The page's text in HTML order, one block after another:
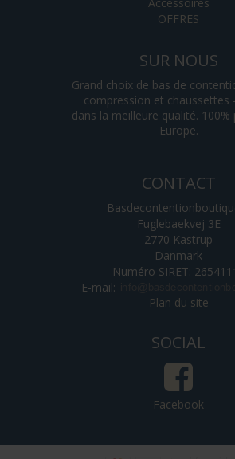
OFFRES
SUR NOUS
Grand choix de bas de
compression et chaussettes
dans la meilleure qualité. 100%
Europe.
CONTACT
Fuglebaekvej 3E
2770 Kastrup
Danmark
Numéro SIRET:
E-mail:
Plan du site
SOCIAL
Facebook